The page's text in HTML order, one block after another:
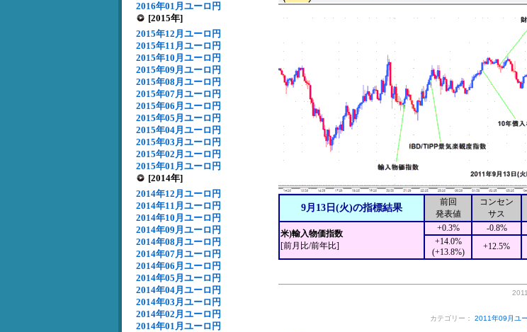
2016年01月ユーロ円
[2015年]
2015年12月ユーロ円
2015年11月ユーロ円
2015年10月ユーロ円
2015年09月ユーロ円
2015年08月ユーロ円
2015年07月ユーロ円
2015年06月ユーロ円
2015年05月ユーロ円
2015年04月ユーロ円
2015年03月ユーロ円
2015年02月ユーロ円
2015年01月ユーロ円
[2014年]
2014年12月ユーロ円
2014年11月ユーロ円
2014年10月ユーロ円
2014年09月ユーロ円
2014年08月ユーロ円
2014年07月ユーロ円
2014年06月ユーロ円
2014年05月ユーロ円
2014年04月ユーロ円
2014年03月ユーロ円
2014年02月ユーロ円
2014年01月ユーロ円
9月13日(火)の指標結果
前回
発表値
コンセン
サス
米)輸入物価指数
[前月比/前年比]
+0.3% -0.8%
+14.0%
(+13.8%)
+12.5%
カテゴリー： 2011年09月ユ